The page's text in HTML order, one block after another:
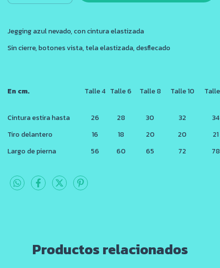
Jegging azul nevado, con cintura elastizada
Sin cierre, botones vista, tela elastizada, desflecado
En cm. Talle 4 Talle 6 Talle 8 Talle 10
Cintura estira hasta 26 28 30 32
34
Tiro delantero
16 18 20 20
21
Largo de pierna
56 60 65 72 78
Productos relacionados